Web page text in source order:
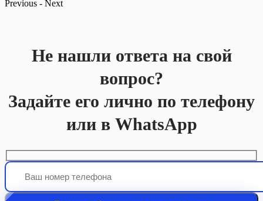
Previous - Next
Не нашли ответа на свой
вопрос?
Задайте его лично по телефону
или в WhatsApp